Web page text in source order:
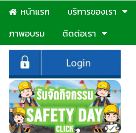
หน้าแรก บริการของเรา
ภาพอบรม
ติดต่อเรา